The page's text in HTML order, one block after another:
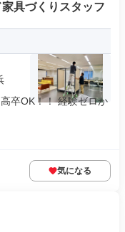
具づくりスタッフ
卒OK！！ 経験ゼロか
気になる